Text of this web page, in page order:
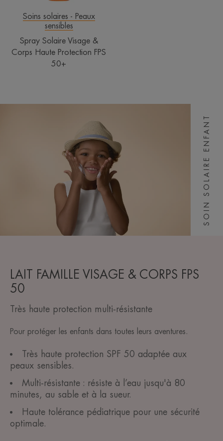
Soins solaires - Peaux
sensibles
Spray Solaire Visage &
Corps Haute Protection FPS
50+
LAIT FAMILLE VISAGE & CORPS FPS
50
Très haute protection multi-résistante
Pour protéger les enfants dans toutes leurs aventures.
Très haute protection SPF 50 adaptée aux
peaux sensibles.
Multi-résistante : résiste à l’eau jusqu'à 80
minutes, au sable et à la sueur.
Haute tolérance pédiatrique pour une sécurité
optimale.
SOIN SOLAIRE ENFANT